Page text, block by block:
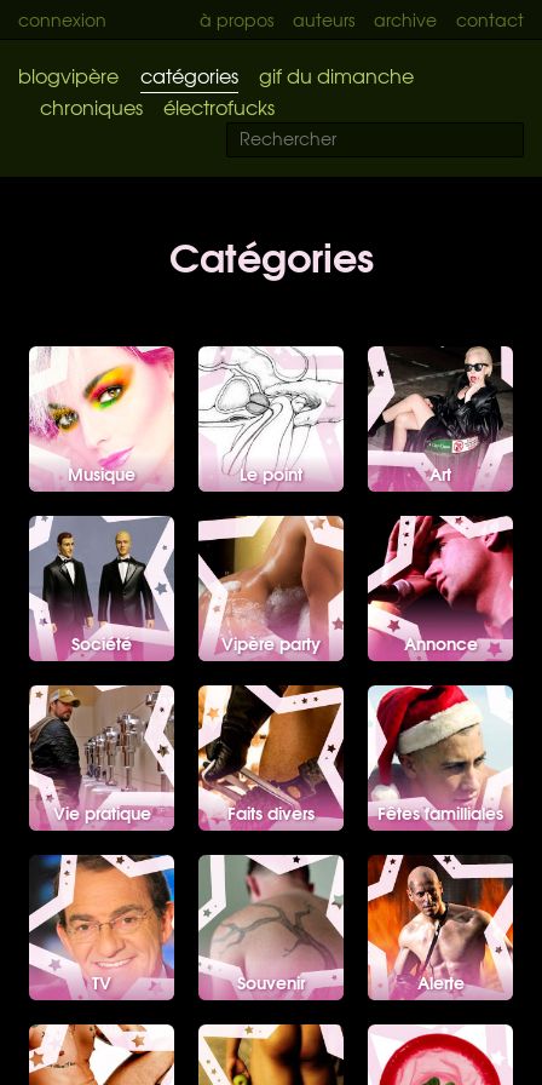
connexion à propos auteurs archive contact
blogvipère catégories
gif du dimanche
chroniques
électrofucks
Catégories
Musique Le point Art
Société Vipère party Annonce
Vie pratique Faits divers Fêtes familliales
TV Souvenir Alerte